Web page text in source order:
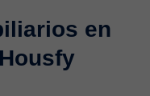
en